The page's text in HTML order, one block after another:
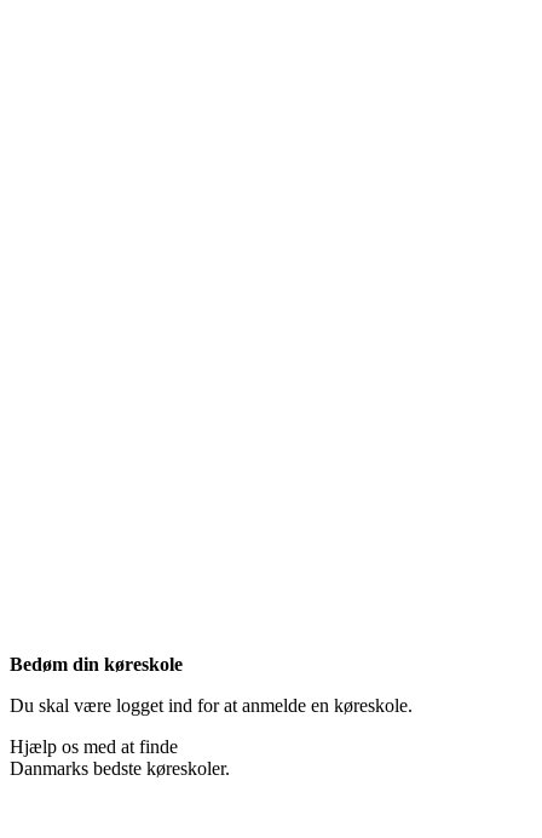
Bedøm din køreskole
Du skal være logget ind for at anmelde en køreskole.
Hjælp os med at finde
Danmarks bedste køreskoler.